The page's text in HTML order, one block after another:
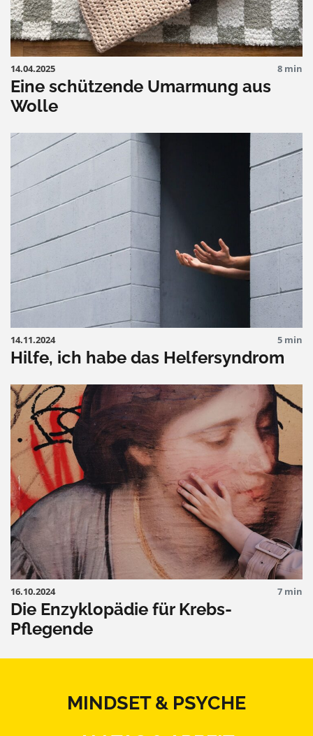
14.04.2025 8 min
Eine schützende Umarmung aus
Wolle
14.11.2024 5 min
Hilfe, ich habe das Helfersyndrom
16.10.2024 7 min
Die Enzyklopädie für Krebs-
Pflegende
MINDSET & PSYCHE